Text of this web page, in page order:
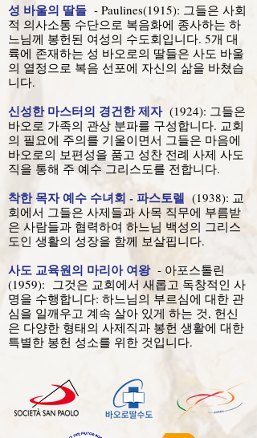
성 바울의 딸들 - Paulines(1915): 그들은 사회
적 의사소통 수단으로 복음화에 종사하는 하
느님께 봉헌된 여성의 수도회입니다. 5개 대
륙에 존재하는 성 바오로의 딸들은 사도 바울
의 열정으로 복음 선포에 자신의 삶을 바쳤습
니다.
신성한 마스터의 경건한 제자(1924): 그들은
바오로 가족의 관상 분파를 구성합니다. 교회
의 필요에 주의를 기울이면서 그들은 마음에
바오로의 보편성을 품고 성찬 전례 사제 사도
직을 통해 주 예수 그리스도를 전합니다.
착한 목자 예수 수녀회 - 파스토렐 (1938): 교
회에서 그들은 사제들과 사목 직무에 부름받
은 사람들과 협력하여 하느님 백성의 그리스
도인 생활의 성장을 함께 보살핍니다.
사도 교육원의 마리아 여왕- 아포스톨린
(1959): 그것은 교회에서 새롭고 독창적인 사
명을 수행합니다: 하느님의 부르심에 대한 관
심을 일깨우고 계속 살아 있게 하는 것, 헌신
은 다양한 형태의 사제직과 봉헌 생활에 대한
특별한 봉헌 성소를 위한 것입니다.